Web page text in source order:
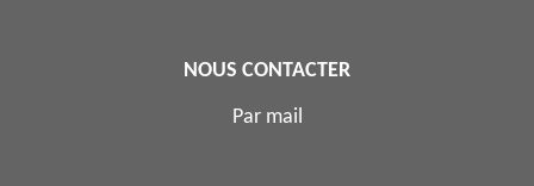
NOUS CONTACTER
Par mail